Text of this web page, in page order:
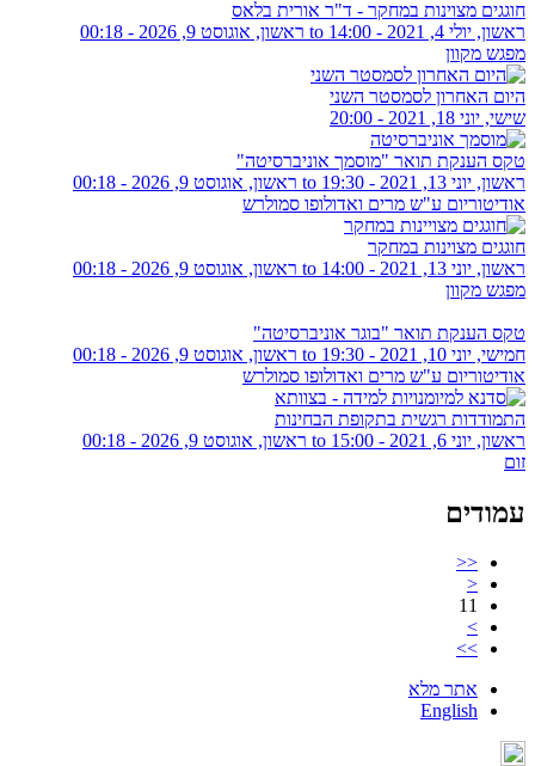
חוגגים מצוינות במחקר - ד"ר אורית בלאס
ראשון, יולי 4, 2021 - 14:00
ראשון, אוגוסט 9, 2026 - 00:18
מפגש מקוון
היום האחרון לסמסטר השני
שישי, יוני 18, 2021 - 20:00
טקס הענקת תואר "מוסמך אוניברסיטה"
ראשון, יוני 13, 2021 - 19:30
ראשון, אוגוסט 9, 2026 - 00:18
אודיטוריום ע"ש מרים ואדולופו סמולרש
חוגגים מצוינות במחקר
ראשון, יוני 13, 2021 - 14:00
ראשון, אוגוסט 9, 2026 - 00:18
מפגש מקוון
טקס הענקת תואר "בוגר אוניברסיטה"
חמישי, יוני 10, 2021 - 19:30
ראשון, אוגוסט 9, 2026 - 00:18
אודיטוריום ע"ש מרים ואדולופו סמולרש
התמודדות רגשית בתקופת הבחינות
ראשון, יוני 6, 2021 - 15:00
ראשון, אוגוסט 9, 2026 - 00:18
זום
עמודים
<<
<
11
>
>>
אתר מלא
English